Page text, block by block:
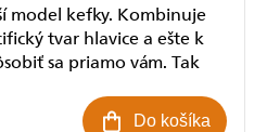
Do košíka
model kefky. Kombinuje
tvar hlavice a ešte k
sa priamo vám. Tak